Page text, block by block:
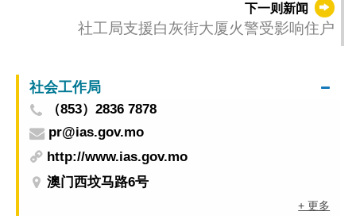
下一则新闻
社工局支援白灰街大厦火警受影响住户
社会工作局
（853）2836 7878
pr@ias.gov.mo
http://www.ias.gov.mo
澳门西坟马路6号
+ 更多